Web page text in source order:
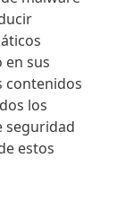
sus
contenidos
los
seguridad
estos